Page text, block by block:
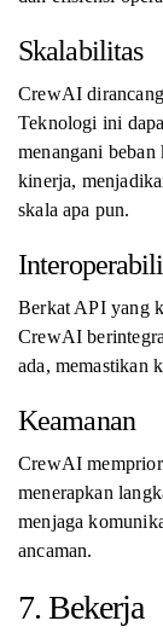
Skalabilitas
CrewAI
Teknologi ini
menangani
kinerja,
skala apa pun.
Berkat API yang
CrewAI
ada, memastikan
Keamanan
CrewAI
menerapkan
menjaga
ancaman.
7. Bekerja